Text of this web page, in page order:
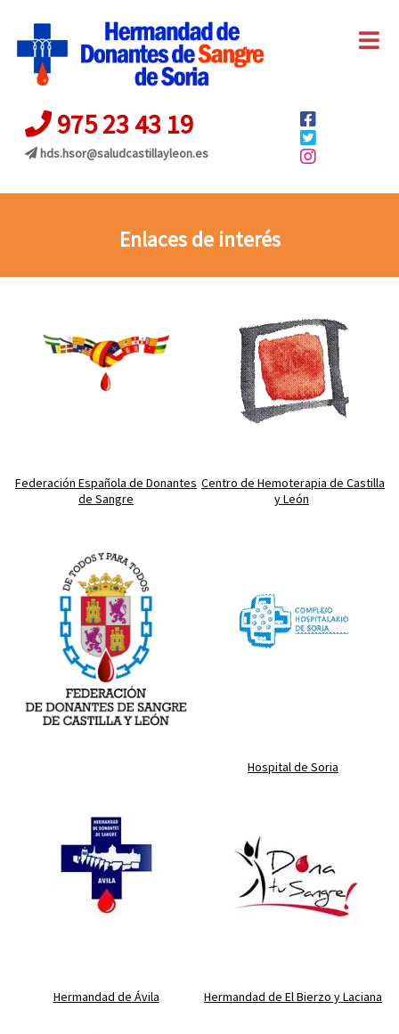
975 23 43 19
hds.hsor@saludcastillayleon.es
Enlaces de interés
Federación Española de Donantes
de Sangre
Centro de Hemoterapia de Castilla
y León
Hospital de Soria
Hermandad de Ávila Hermandad de El Bierzo y Laciana